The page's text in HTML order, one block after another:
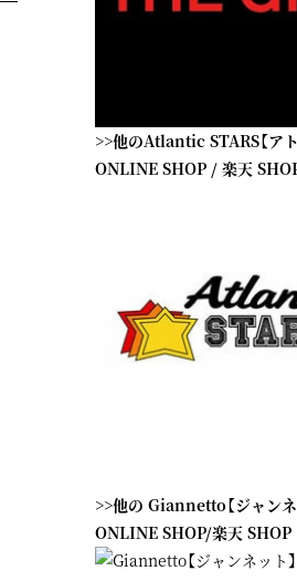
>>他のAtlantic STARS【ア
ONLINE SHOP / 楽天
>>他の Giannetto【ジャン
ONLINE SHOP/楽天 SHOP